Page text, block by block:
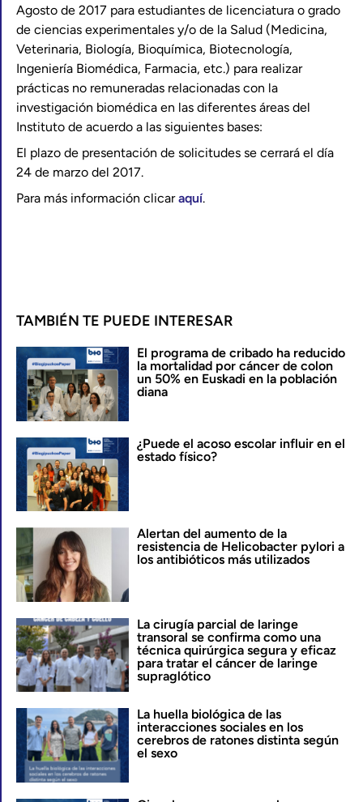
Agosto de 2017 para estudiantes de licenciatura o grado
de ciencias experimentales y/o de la Salud (Medicina,
Veterinaria, Biología, Bioquímica, Biotecnología,
Ingeniería Biomédica, Farmacia, etc.) para realizar
prácticas no remuneradas relacionadas con la
investigación biomédica en las diferentes áreas del
Instituto de acuerdo a las siguientes bases:
El plazo de presentación de solicitudes se cerrará el día
24 de marzo del 2017.
Para más información clicaraquí.
TAMBIÉN TE PUEDE INTERESAR
El programa de cribado ha reducido
la mortalidad por cáncer de colon
un 50% en Euskadi en la población
diana
¿Puede el acoso escolar influir en el
estado físico?
Alertan del aumento de la
resistencia de Helicobacter pylori a
los antibióticos más utilizados
La cirugía parcial de laringe
transoral se confirma como una
técnica quirúrgica segura y eficaz
para tratar el cáncer de laringe
supraglótico
La huella biológica de las
interacciones sociales en los
cerebros de ratones distinta según
el sexo